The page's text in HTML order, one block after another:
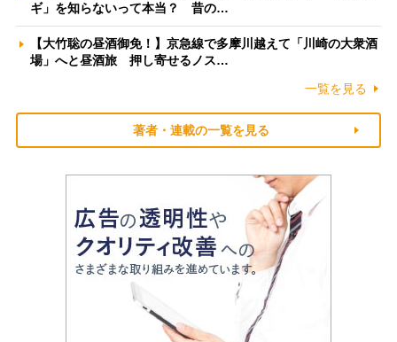
ギ」を知らないって本当？ 昔の…
【大竹聡の昼酒御免！】京急線で多摩川越えて「川崎の大衆酒
場」へと昼酒旅 押し寄せるノス…
一覧を見る
著者・連載の一覧を見る